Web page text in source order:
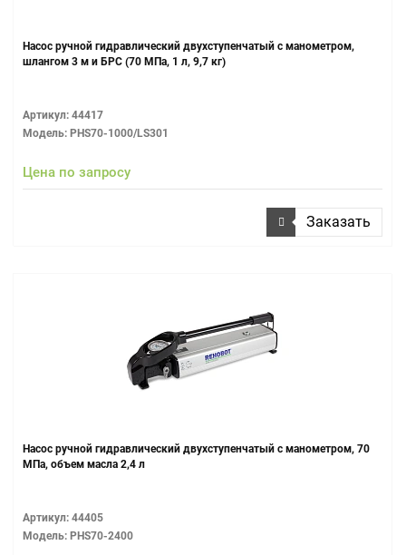
Насос ручной гидравлический двухступенчатый с манометром,
шлангом 3 м и БРС (70 МПа, 1 л, 9,7 кг)
Артикул: 44417
Модель: PHS70-1000/LS301
Цена по запросу
Заказать
Насос ручной гидравлический двухступенчатый с манометром, 70
МПа, объем масла 2,4 л
Артикул: 44405
Модель: PHS70-2400